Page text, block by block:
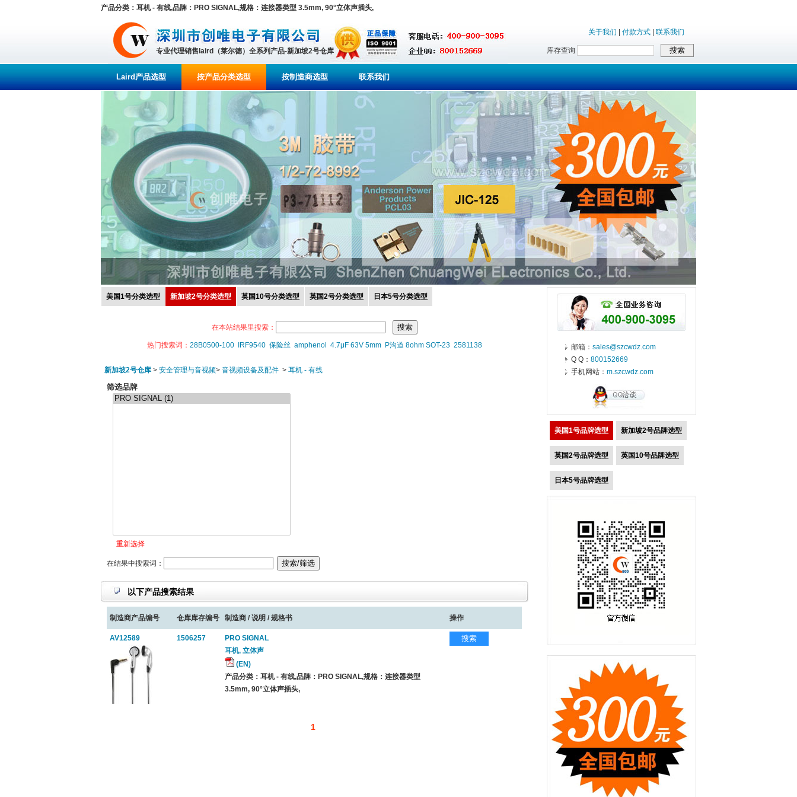
产品分类：耳机 - 有线,品牌：PRO SIGNAL,规格：连接器类型 3.5mm, 90°立体声插头,
专业代理销售laird（莱尔德）全系列产品-新加坡2号仓库
关于我们 付款方式 联系我们
库存查询
Laird产品选型 按产品分类选型 按制造商选型 联系我们
美国1号分类选型 新加坡2号分类选型 英国10号分类选型 英国2号分类选型 日本5号分类选型
在本站结果里搜索：
热门搜索词： 28B0500-100 IRF9540 保险丝 amphenol 4.7μF 63V 5mm P沟道 8ohm SOT-23 2581138
新加坡2号仓库 > 安全管理与音视频> 音视频设备及配件 > 耳机 - 有线
筛选品牌
重新选择
在结果中搜索词：
以下产品搜索结果
制造商产品编号 仓库库存编号 制造商 / 说明 / 规格书 操作
AV12589 1506257
PRO SIGNAL
耳机, 立体声
(EN)
产品分类：耳机 - 有线,品牌：PRO SIGNAL,规格：连接器类型
3.5mm, 90°立体声插头,
搜索
1
邮箱： sales@szcwdz.com
Q Q： 800152669
手机网站： m.szcwdz.com
美国1号品牌选型 新加坡2号品牌选型
英国2号品牌选型 英国10号品牌选型
日本5号品牌选型